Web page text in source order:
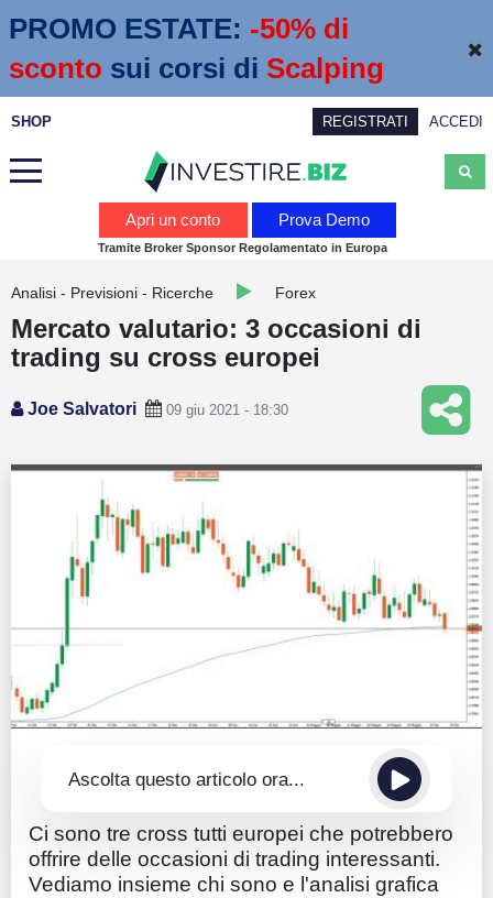
PROMO ESTATE: -50% di
sconto sui corsi di Scalping
SHOP REGISTRATI ACCEDI
Webinar
Education
Quotazioni
Guru Monitor
Stagionalità
Apri un conto Prova Demo
Tramite Broker Sponsor Regolamentato in Europa
Analisi - Previsioni - Ricerche Forex
Mercato valutario: 3 occasioni di
trading su cross europei
Joe Salvatori 09 giu 2021 - 18:30
Ascolta questo articolo ora...
Ci sono tre cross tutti europei che potrebbero
offrire delle occasioni di trading interessanti.
Vediamo insieme chi sono e l'analisi grafica